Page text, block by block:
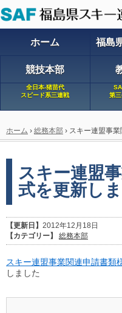
ホーム 福島
競技本部
全日本-猪苗代
スピード系三連戦
第
ホーム › 総務本部 › スキー連盟事
スキー連盟
式を更新し
【更新日】 2012年12月18日
【カテゴリー】
総務本部
スキー連盟事業関連申請書類
しました